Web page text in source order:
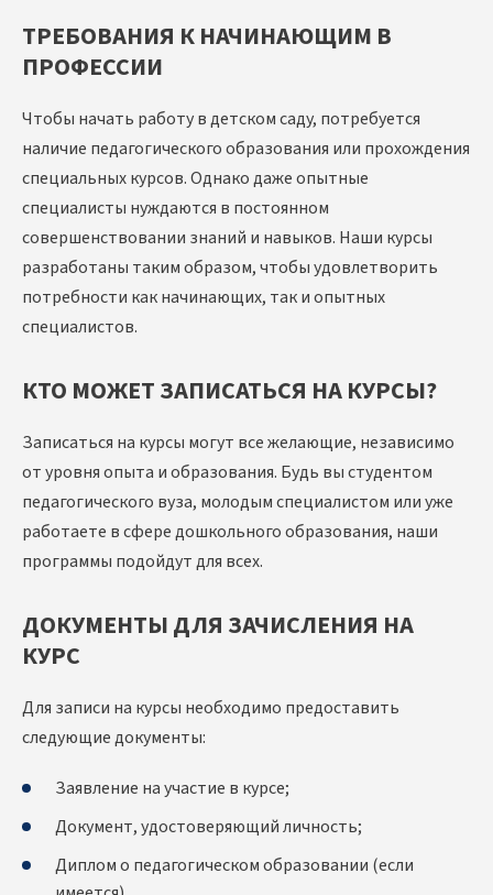
ТРЕБОВАНИЯ К НАЧИНАЮЩИМ В
ПРОФЕССИИ
Чтобы начать работу в детском саду, потребуется
наличие педагогического образования или прохождения
специальных курсов. Однако даже опытные
специалисты нуждаются в постоянном
совершенствовании знаний и навыков. Наши курсы
разработаны таким образом, чтобы удовлетворить
потребности как начинающих, так и опытных
специалистов.
КТО МОЖЕТ ЗАПИСАТЬСЯ НА КУРСЫ?
Записаться на курсы могут все желающие, независимо
от уровня опыта и образования. Будь вы студентом
педагогического вуза, молодым специалистом или уже
работаете в сфере дошкольного образования, наши
программы подойдут для всех.
ДОКУМЕНТЫ ДЛЯ ЗАЧИСЛЕНИЯ НА
КУРС
Для записи на курсы необходимо предоставить
следующие документы:
Заявление на участие в курсе;
Документ, удостоверяющий личность;
Диплом о педагогическом образовании (если